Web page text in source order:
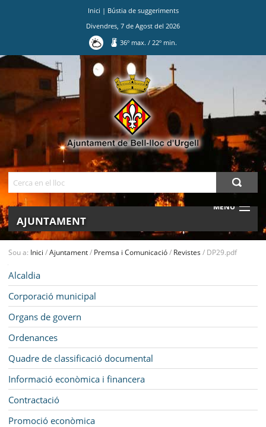
Inici | Bústia de suggeriments
Divendres 7 de Agost del 2026
36º max./ 22º min.
MENU
AJUNTAMENT
SEU ELECTRÒNICA
BELL-LLOC SOLUCIONA
Sou a: Inici /Ajuntament/ Premsa i Comunicació/ Revistes/ DP29.pdf
Alcaldia
Corporació municipal
Organs de govern
Ordenances
Quadre de classificació documental
Informació econòmica i financera
Contractació
Promoció econòmica